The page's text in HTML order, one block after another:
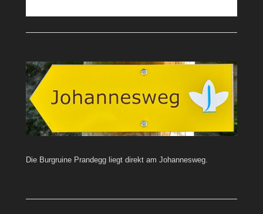
Die Burgruine Prandegg liegt direkt am Johannesweg.